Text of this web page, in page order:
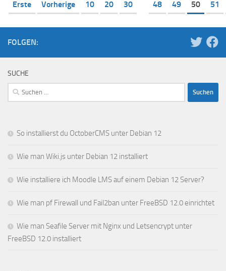
Erste Vorherige 10 20 30 48 49 50 51
FOLGEN:
SUCHE
Suchen
nach:
So installierst du OctoberCMS unter Debian 12
Wie man Wiki.js unter Debian 12 installiert
Wie installiere ich Moodle LMS auf einem Debian 12 Server?
Wie man pf Firewall und Fail2ban unter FreeBSD 12.0 einrichtet
Wie man Seafile Server mit Nginx und Letsencrypt unter
FreeBSD 12.0 installiert